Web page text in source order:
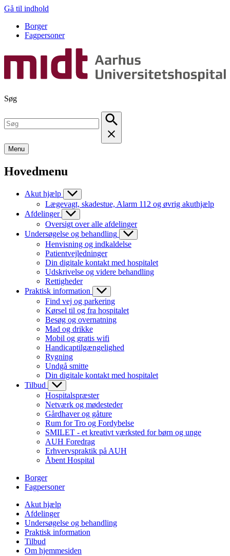
Gå til indhold
Borger
Fagpersoner
Søg
Menu
Hovedmenu
Akut hjælp
Lægevagt, skadestue, Alarm 112 og øvrig akuthjælp
Afdelinger
Oversigt over alle afdelinger
Undersøgelse og behandling
Henvisning og indkaldelse
Patientvejledninger
Din digitale kontakt med hospitalet
Udskrivelse og videre behandling
Rettigheder
Praktisk information
Find vej og parkering
Kørsel til og fra hospitalet
Besøg og overnatning
Mad og drikke
Mobil og gratis wifi
Handicaptilgængelighed
Rygning
Undgå smitte
Din digitale kontakt med hospitalet
Tilbud
Hospitalspræster
Netværk og mødesteder
Gårdhaver og gåture
Rum for Tro og Fordybelse
SMILET - et kreativt værksted for børn og unge
AUH Foredrag
Erhvervspraktik på AUH
Åbent Hospital
Borger
Fagpersoner
Akut hjælp
Afdelinger
Undersøgelse og behandling
Praktisk information
Tilbud
Om hjemmesiden